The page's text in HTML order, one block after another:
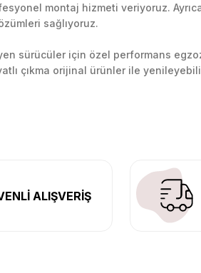
montaj hizmeti veriyoruz.
sağlıyoruz.
sürücüler için özel performans
çıkma orijinal ürünler ile
dayanıklı ve uzun ömürlüdür.
ALIŞVERİŞ